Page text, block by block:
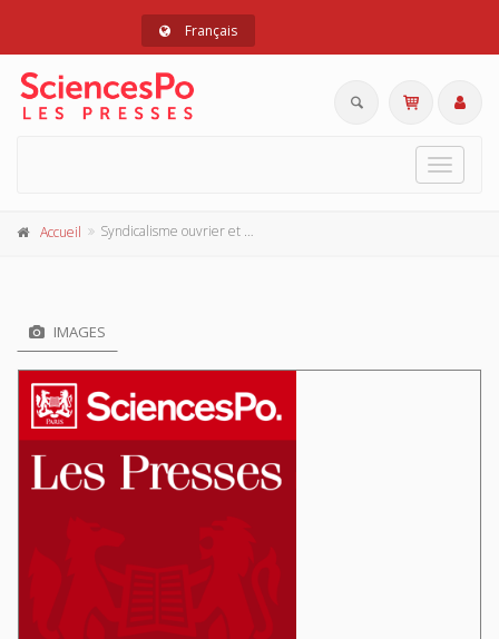
Français
Toggle
Accueil Syndicalisme ouvrier et social-démocratie en Norvège
IMAGES